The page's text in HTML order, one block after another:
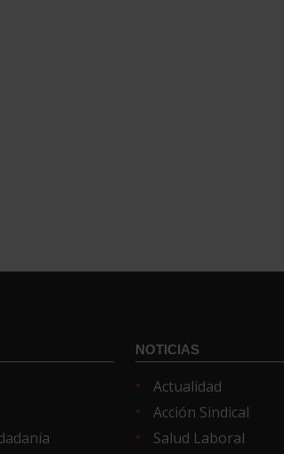
NOTICIAS
Actualidad
Acción Sindical
Salud Laboral